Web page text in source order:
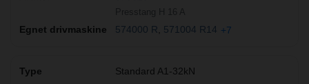
574000 R 571004 R14 +7
Standard A1-32kN